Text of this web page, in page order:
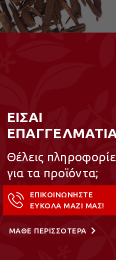
ΕΙΣΑΙ
Θέλεις
για τα προϊόντα;
ΕΠΙΚΟΙΝΩΝΗΣΤΕ
ΕΥΚΟΛΑ ΜΑΖΙ ΜΑΣ!
ΜΑΘΕ ΠΕΡΙΣΣΟΤΕΡΑ